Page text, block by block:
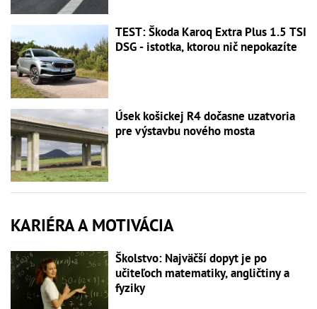
TEST: Škoda Karoq Extra Plus 1.5 TSI
DSG - istotka, ktorou nič nepokazíte
Úsek košickej R4 dočasne uzatvoria
pre výstavbu nového mosta
KARIÉRA A MOTIVÁCIA
Školstvo: Najväčší dopyt je po
učiteľoch matematiky, angličtiny a
fyziky